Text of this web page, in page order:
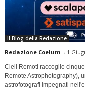
Il Blog della Redazione
Redazione Coelum - 1
Cieli Remoti raccoglie
Remote Astrophotography),
astrofotografi impegnati